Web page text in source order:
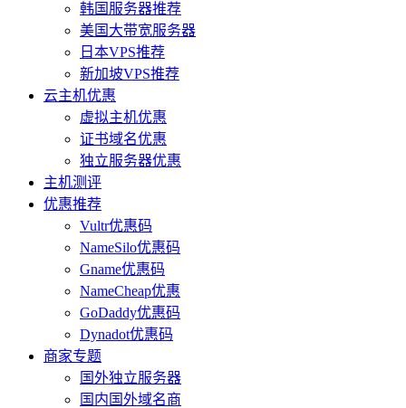
韩国服务器推荐
美国大带宽服务器
日本VPS推荐
新加坡VPS推荐
云主机优惠
虚拟主机优惠
证书域名优惠
独立服务器优惠
主机测评
优惠推荐
Vultr优惠码
NameSilo优惠码
Gname优惠码
NameCheap优惠
GoDaddy优惠码
Dynadot优惠码
商家专题
国外独立服务器
国内国外域名商